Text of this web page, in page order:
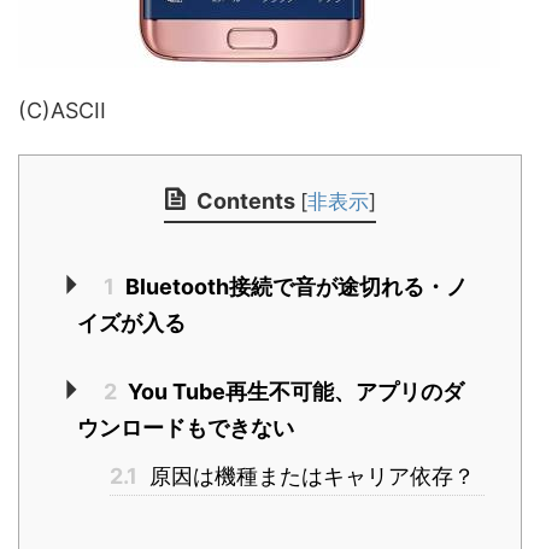
(C)ASCII
Contents [非表示]
1 Bluetooth接続で音が途切れる・ノ
イズが入る
2 You Tube再生不可能、アプリのダ
ウンロードもできない
2.1
原因は機種またはキャリア依存？